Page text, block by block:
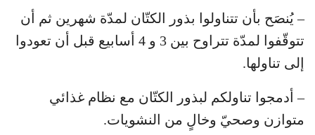
– يُنصَح بأن تتناولوا بذور الكتّان لمدّة شهرين ثم أن
تتوقّفوا لمدّة تتراوح بين 3 و 4 أسابيع قبل أن تعودوا
إلى تناولها.
– أدمجوا تناولكم لبذور الكتّان مع نظام غذائي
متوازن وصحيّ وخالٍ من النشويات.